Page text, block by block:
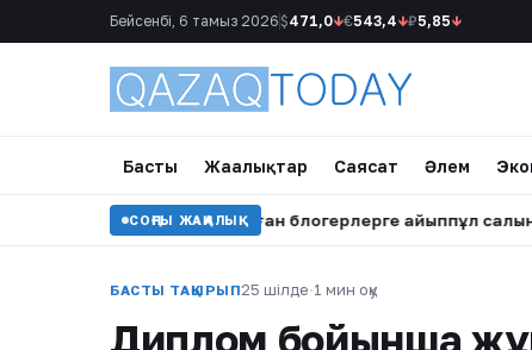
Бейсенбі, 6 тамыз 2026 $471,0↓€543,4↓₽5,85↓
Басты Жаңалықтар Саясат Әлем
СОҢҒЫ ЖАҢАЛЫҚ
Астанада тәртіп бұзған блогерлерге айыппұл салынды •
БАСТЫ ТАҚЫРЫП25 шілде·1 мин оқу
Диплом бойынша